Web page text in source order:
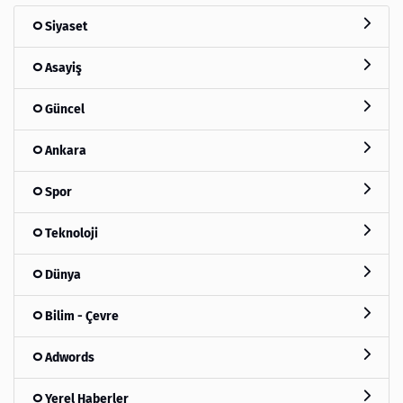
Siyaset
Asayiş
Güncel
Ankara
Spor
Teknoloji
Dünya
Bilim - Çevre
Adwords
Yerel Haberler